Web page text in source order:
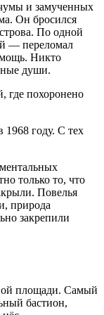
и замученных
Он бросился
По одной
— переломал
Никто
души.
1968 году. С тех
только то, что
Повелья
природа
закрепили
площади. Самый
бастион,